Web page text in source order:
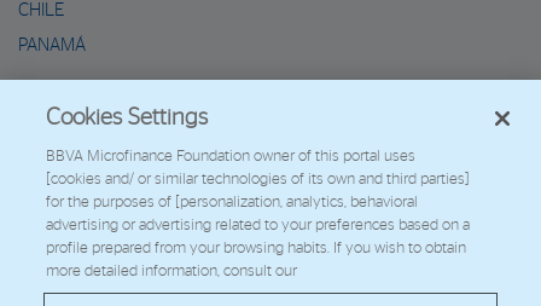
CHILE
PANAMÁ
2026 - Fundación Microfinanzas BBVA
Trabaja con nosotros
© Copyright 2026 - FMBBVA.
Cookies Settings
BBVA Microfinance Foundation owner of this portal uses
[cookies and/ or similar technologies of its own and third parties]
for the purposes of [personalization, analytics, behavioral
advertising or advertising related to your preferences based on a
profile prepared from your browsing habits. If you wish to obtain
more detailed information, consult our